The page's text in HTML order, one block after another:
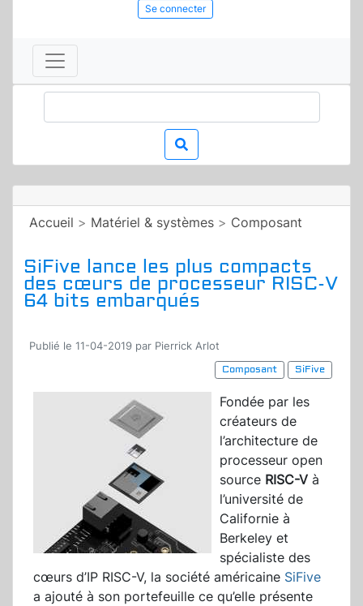
Se connecter
Accueil > Matériel & systèmes > Composant
SiFive lance les plus compacts
des cœurs de processeur RISC-V
64 bits embarqués
Publié le 11-04-2019 par Pierrick Arlot
Composant
SiFive
Fondée par les
créateurs de
l’architecture de
processeur open
source RISC-V à
l’université de
Californie à
Berkeley et
spécialiste des
cœurs d’IP RISC-V, la société américaine SiFive
a ajouté à son portefeuille ce qu’elle présente